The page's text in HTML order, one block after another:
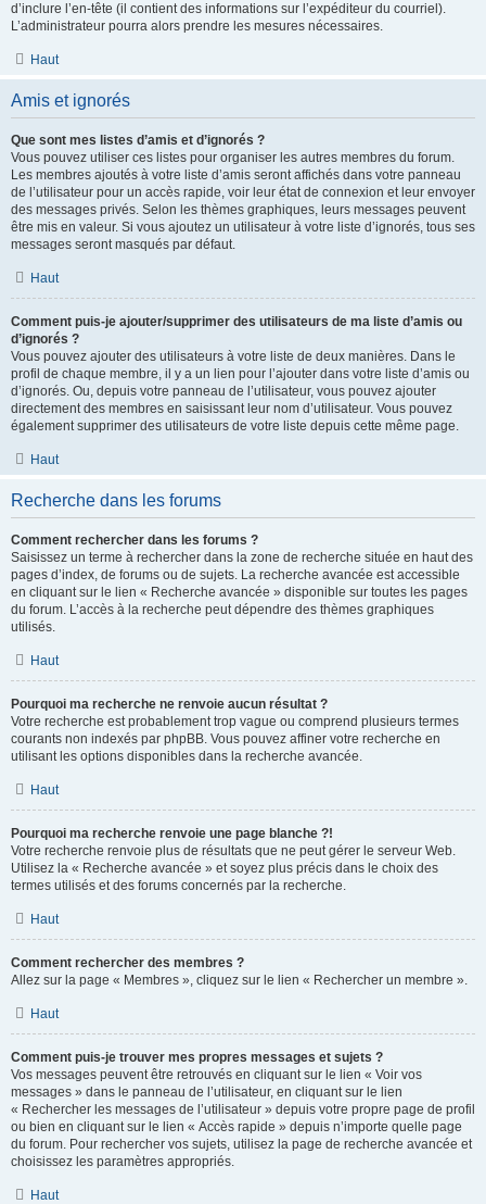
d’inclure l’en-tête (il contient des informations sur l’expéditeur du courriel).
L’administrateur pourra alors prendre les mesures nécessaires.
Haut
Amis et ignorés
Que sont mes listes d’amis et d’ignorés ?
Vous pouvez utiliser ces listes pour organiser les autres membres du forum.
Les membres ajoutés à votre liste d’amis seront affichés dans votre panneau
de l’utilisateur pour un accès rapide, voir leur état de connexion et leur envoyer
des messages privés. Selon les thèmes graphiques, leurs messages peuvent
être mis en valeur. Si vous ajoutez un utilisateur à votre liste d’ignorés, tous ses
messages seront masqués par défaut.
Haut
Comment puis-je ajouter/supprimer des utilisateurs de ma liste d’amis ou
d’ignorés ?
Vous pouvez ajouter des utilisateurs à votre liste de deux manières. Dans le
profil de chaque membre, il y a un lien pour l’ajouter dans votre liste d’amis ou
d’ignorés. Ou, depuis votre panneau de l’utilisateur, vous pouvez ajouter
directement des membres en saisissant leur nom d’utilisateur. Vous pouvez
également supprimer des utilisateurs de votre liste depuis cette même page.
Haut
Recherche dans les forums
Comment rechercher dans les forums ?
Saisissez un terme à rechercher dans la zone de recherche située en haut des
pages d’index, de forums ou de sujets. La recherche avancée est accessible
en cliquant sur le lien « Recherche avancée » disponible sur toutes les pages
du forum. L’accès à la recherche peut dépendre des thèmes graphiques
utilisés.
Haut
Pourquoi ma recherche ne renvoie aucun résultat ?
Votre recherche est probablement trop vague ou comprend plusieurs termes
courants non indexés par phpBB. Vous pouvez affiner votre recherche en
utilisant les options disponibles dans la recherche avancée.
Haut
Pourquoi ma recherche renvoie une page blanche ?!
Votre recherche renvoie plus de résultats que ne peut gérer le serveur Web.
Utilisez la « Recherche avancée » et soyez plus précis dans le choix des
termes utilisés et des forums concernés par la recherche.
Haut
Comment rechercher des membres ?
Allez sur la page « Membres », cliquez sur le lien « Rechercher un membre ».
Haut
Comment puis-je trouver mes propres messages et sujets ?
Vos messages peuvent être retrouvés en cliquant sur le lien « Voir vos
messages » dans le panneau de l’utilisateur, en cliquant sur le lien
« Rechercher les messages de l’utilisateur » depuis votre propre page de profil
ou bien en cliquant sur le lien « Accès rapide » depuis n’importe quelle page
du forum. Pour rechercher vos sujets, utilisez la page de recherche avancée et
choisissez les paramètres appropriés.
Haut